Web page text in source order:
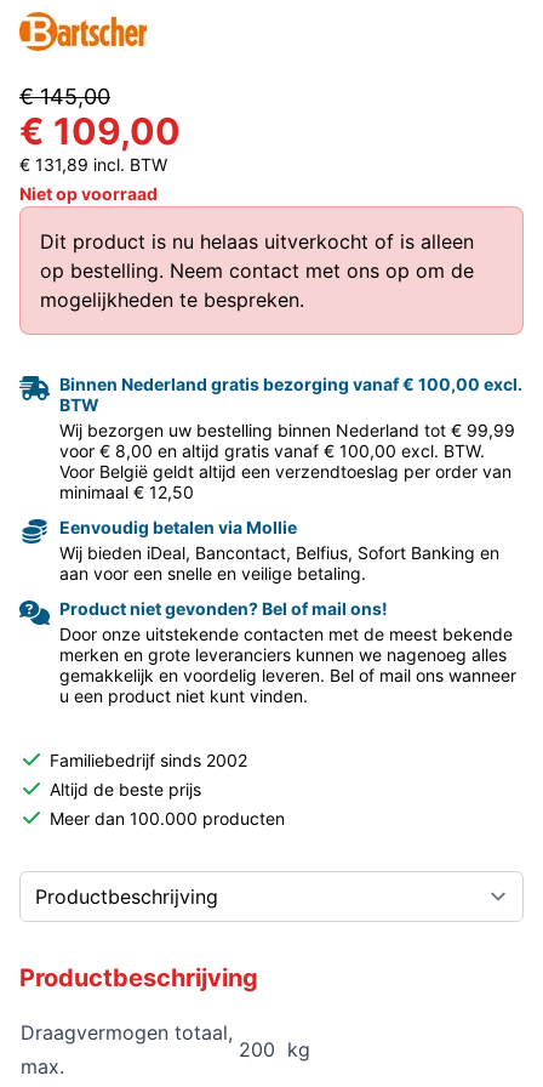
€ 145,00
€ 109,00
€ 131,89 incl. BTW
Niet op voorraad
Dit product is nu helaas uitverkocht of is alleen
op bestelling. Neem contact met ons op om de
mogelijkheden te bespreken.
Binnen Nederland gratis bezorging vanaf € 100,00 excl.
BTW
Wij bezorgen uw bestelling binnen Nederland tot € 99,99
voor € 8,00 en altijd gratis vanaf € 100,00 excl. BTW.
Voor België geldt altijd een verzendtoeslag per order van
minimaal € 12,50
Eenvoudig betalen via Mollie
Wij bieden iDeal, Bancontact, Belfius, Sofort Banking en
aan voor een snelle en veilige betaling.
Product niet gevonden? Bel of mail ons!
Door onze uitstekende contacten met de meest bekende
merken en grote leveranciers kunnen we nagenoeg alles
gemakkelijk en voordelig leveren. Bel of mail ons wanneer
u een product niet kunt vinden.
Familiebedrijf sinds 2002
Altijd de beste prijs
Meer dan 100.000 producten
Productbeschrijving
Draagvermogen totaal,
max.
200 kg